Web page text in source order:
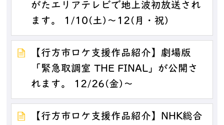
がたエリアテレビで地上波初放送され
ます。 1/10(土)～12(月・祝)
【行方市ロケ支援作品紹介】劇場版
「緊急取調室 THE FINAL」が公開さ
れます。 12/26(金)～
【行方市ロケ支援作品紹介】NHK総合